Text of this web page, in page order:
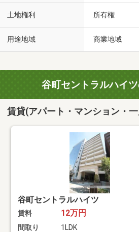
土地権利 所有権
用途地域 商業地域
谷町セントラルハイ
賃貸(アパート・マンション・
谷町セントラルハイツ
賃料 12万円
間取り
1LDK